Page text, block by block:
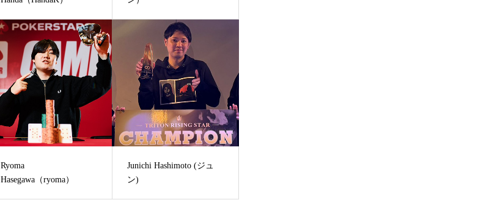
Ryoma
Hasegawa（ryoma）
Junichi Hashimoto (ジュ
ン)